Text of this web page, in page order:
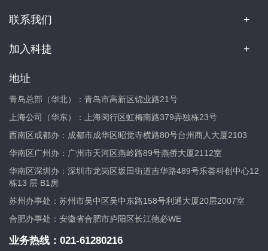
联系我们
加入科捷
地址
青岛总部（华北）：青岛市高新区锦业路21号
上海公司（华东）：上海闵行区虹梅南路379弄独栋23号
西南区成都办：成都市成华区昭觉寺横路80号台州商人大厦2103
华南区广州办：广州市天河区燕岭路89号燕侨大厦2112室
华南区深圳办：深圳市龙岗区坂田街道吉华路489号乐荟科创中心12
栋13 层 B1房
苏州办事处：苏州市吴中区吴中东路158号利通大厦20层2007室
合肥办事处：安徽省合肥市庐阳区长江德必WE
业务热线： 021-61280216